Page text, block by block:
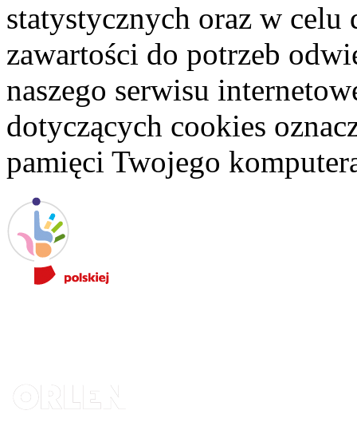
statystycznych oraz w celu
zawartości do potrzeb
naszego serwisu
dotyczących cookies
pamięci Twojego